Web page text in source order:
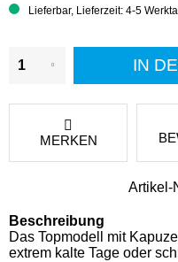
Lieferbar, Lieferzeit: 4-5
IN
MERKEN
Artikel-
Beschreibung
Das Topmodell mit
extrem kalte Tage oder